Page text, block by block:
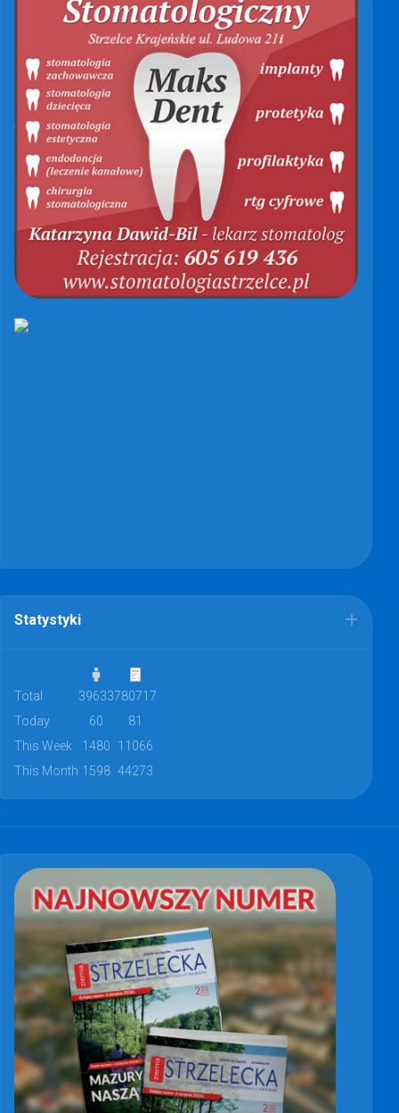
Statystyki
Total 39633780717
Today
60
81
This Week
1480
11066
This Month 1598 44273